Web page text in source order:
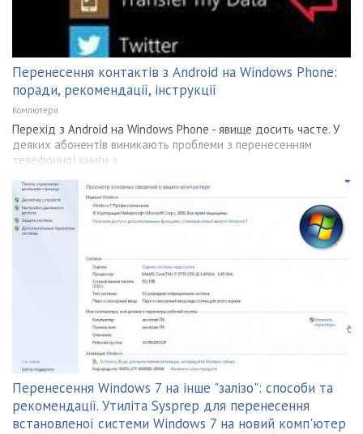
Перенесення контактів з Android на Windows Phone:
поради, рекомендації, інструкції
Компютери
Перехід з Android на Windows Phone - явище досить часте. У
деяких абонентів виникають проблеми з перенесенням
телефонної книги з
Перенесення Windows 7 на інше "залізо": способи та
рекомендації. Утиліта Sysprep для перенесення
встановленої системи Windows 7 на новий комп'ютер